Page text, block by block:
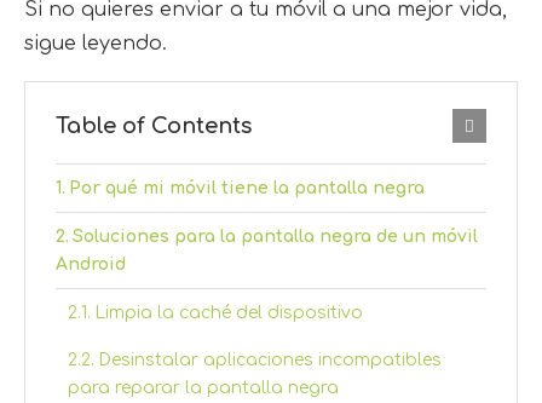
Si no quieres enviar a tu móvil a una mejor vida,
sigue leyendo.
Table of Contents
Por qué mi móvil tiene la pantalla negra
Soluciones para la pantalla negra de un móvil
Android
Limpia la caché del dispositivo
Desinstalar aplicaciones incompatibles
para reparar la pantalla negra